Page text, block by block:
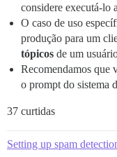
considere executá-lo
O caso de uso
produção para um
tópicos de um
Recomendamos que
o prompt do sistema
37 curtidas
Setting up spam